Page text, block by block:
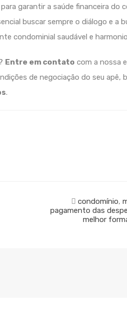
garantir a saúde financeira do
buscar sempre o diálogo e a
condominial saudável e
Entre em contato com a nossa
de negociação do seu apê,
.
condomínio,
pagamento das
melhor